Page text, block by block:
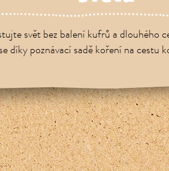
svět bez balení kufrů a dlouhého
se díky poznávací sadě koření na cestu